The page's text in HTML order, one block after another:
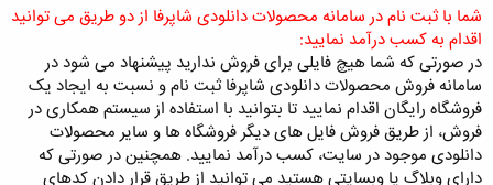
شما با ثبت نام در سامانه محصولات دانلودی شاپرفا از دو طریق می توانید
اقدام به کسب درآمد نمایید:
در صورتی که شما هیچ فایلی برای فروش ندارید پیشنهاد می شود در
سامانه فروش محصولات دانلودی شاپرفا ثبت نام و نسبت به ایجاد یک
فروشگاه رایگان اقدام نمایید تا بتوانید با استفاده از سیستم همکاری در
فروش، از طریق فروش فایل های دیگر فروشگاه ها و سایر محصولات
دانلودی موجود در سایت، کسب درآمد نمایید. همچنین در صورتی که
دارای وبلاگ یا وبسایتی هستید می توانید از طریق قرار دادن کدهای